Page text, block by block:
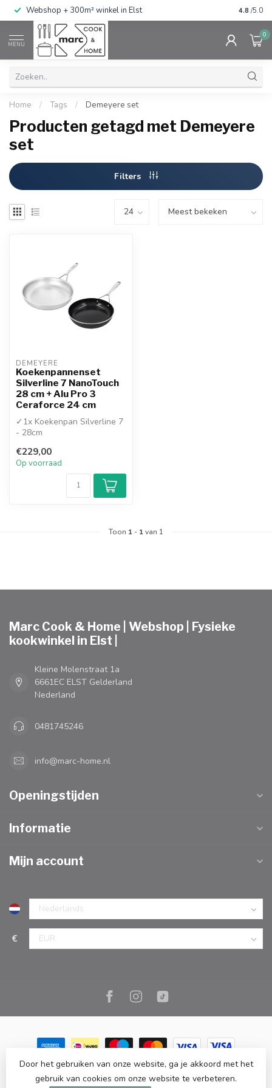
Webshop + 300m² winkel in Elst Gratis
4.8 /5.0
MENU
0
Home / Tags / Demeyere set
Producten getagd met Demeyere
set
Filters
DEMEYERE
Koekenpannenset
Silverline 7 NanoTouch
28 cm + Alu Pro 3
Ceraforce 24 cm
✓1x Koekenpan Silverline 7
- 28cm
24cm
€229,00
Op voorraad
Toon 1 - 1van 1
Marc Cook & Home | Webshop | Fysieke
kookwinkel in Elst |
Kleine Molenstraat 1a
6661EC ELST Gelderland
Nederland
0481745246
info@marc-home.nl
Openingstijden
Informatie
Mijn account
€
© Copyright 2026 Marc Cook & Home | Webshop | Fysieke
kookwinkel in Elst |- Powered byLightspeed-Lightspeed design
Door het gebruiken van onze website, ga je akkoord met het
gebruik van cookies om onze website te verbeteren.